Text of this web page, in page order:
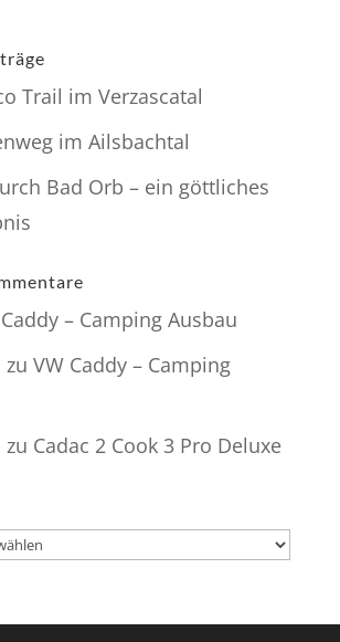
Trail im Verzascatal
im Ailsbachtal
Bad Orb – ein göttliches
– Camping Ausbau
zu VW Caddy – Camping
zu Cadac 2 Cook 3 Pro Deluxe